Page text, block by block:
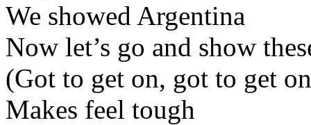
We showed Argentina
Now let’s go and show
(Got to get on, got to get
Makes feel tough